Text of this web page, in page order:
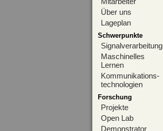
Über uns
Lageplan
Schwerpunkte
Signalverarbeitung
Maschinelles
Lernen
Kommunikations-
technologien
Forschung
Projekte
Open Lab
Demonstrator